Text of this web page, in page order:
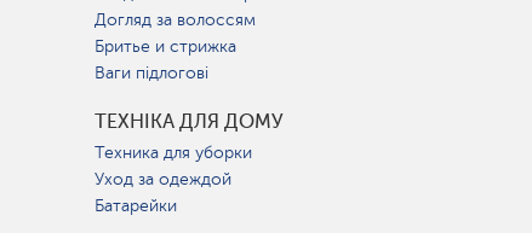
Догляд за волоссям
Бритье и стрижка
Ваги підлогові
ТЕХНІКА ДЛЯ ДОМУ
Техника для уборки
Уход за одеждой
Батарейки